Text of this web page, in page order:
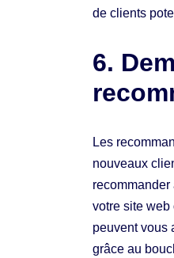
de clients
6.
Les
nouveaux
votre site web
peuvent vous
grâce au